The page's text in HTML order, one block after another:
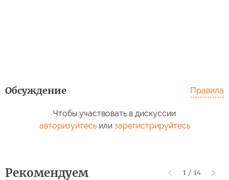
Обсуждение Правила
Чтобы участвовать в дискуссии
авторизуйтесьили зарегистрируйтесь
Рекомендуем 1 / 14